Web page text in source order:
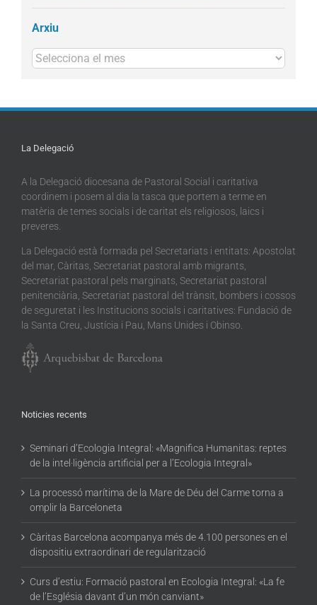
Arxiu
Arxius
La Delegació
A la Delegació diocesana de Pastoral Social i caritativa
coordinem i posem al dia la tasca que portem a terme en
matèria de temes socials i de caritat els religiosos, laics i
preveres.
La Delegació està formada pel Secretariats i entitats: Apostolat
del mar, Càritas, Secretariat pastoral amb migrants,
Secretariat pastoral pels marginats, Secretariat pastoral
penitenciària, Secretariat pastoral del trànsit, bombers i cossos
de seguretat i les Institucions socials i caritatives: Fundació de
la Santa Creu, Justícia i Pau, Mans Unides i Obinso.
Noticies recents
Seminari d’Ecologia Integral: «Magnifica Humanitas: reptes
de la intel·ligència artificial per a l’Ecologia Integral»
La processó marítima de la Mare de Déu del Carme torna a
omplir la Barceloneta
Càritas Barcelona acompanya més de 4.100 persones en el
dispositiu extraordinari de regularització
Curs d’estiu: Formació pastoral en Ecologia Integral: «La fe
de l’Església davant d’un món canviant»